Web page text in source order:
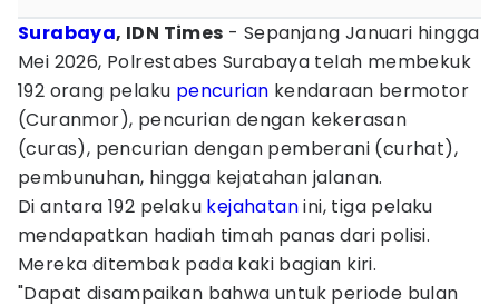
Surabaya, IDN Times - Sepanjang Januari hingga
Mei 2026, Polrestabes Surabaya telah membekuk
192 orang pelaku pencurian kendaraan bermotor
(Curanmor), pencurian dengan kekerasan
(curas), pencurian dengan pemberani (curhat),
pembunuhan, hingga kejatahan jalanan.
Di antara 192 pelaku kejahatanini, tiga pelaku
mendapatkan hadiah timah panas dari polisi.
Mereka ditembak pada kaki bagian kiri.
"Dapat disampaikan bahwa untuk periode bulan